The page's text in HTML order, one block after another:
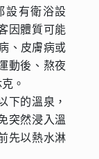
設有衛浴設
因體質可能
、皮膚病或
動後、熬夜
。
下的溫泉，
突然浸入溫
先以熱水淋